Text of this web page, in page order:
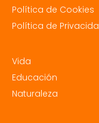
Política de Cookies
Política de
Vida
Educación
Naturaleza